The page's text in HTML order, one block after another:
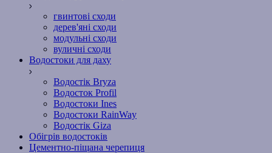
гвинтові сходи
дерев'яні сходи
модульні сходи
вуличні сходи
Водостоки для даху
Водостік Bryza
Водосток Profil
Водостоки Ines
Водостоки RainWay
Водостік Giza
Обігрів водостоків
Цементно-піщана черепиця